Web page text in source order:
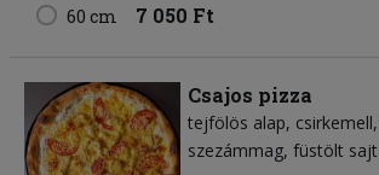
60 cm 7 050 Ft
Csajos pizza
tejfölös alap csirkemell
szezámmag füstölt sajt